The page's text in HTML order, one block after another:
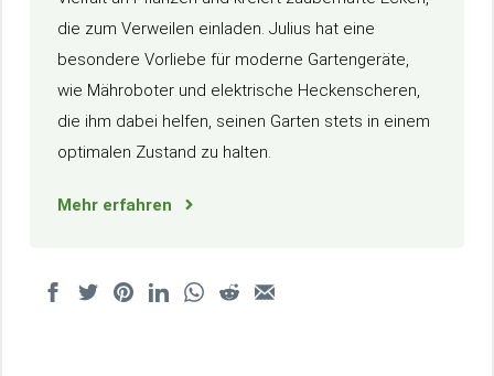
die zum Verweilen einladen. Julius hat eine
besondere Vorliebe für moderne Gartengeräte,
wie Mähroboter und elektrische Heckenscheren,
die ihm dabei helfen, seinen Garten stets in einem
optimalen Zustand zu halten.
Mehr erfahren